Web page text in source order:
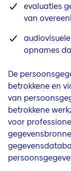
evaluaties
van
opnames
De
betrokkene en
van
betrokkene
voor